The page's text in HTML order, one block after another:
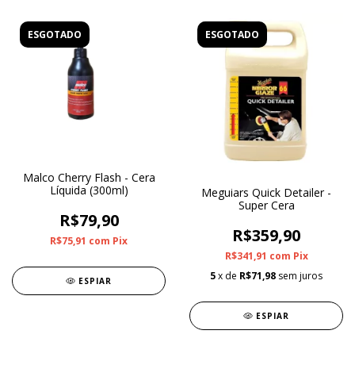
ESGOTADO
Malco Cherry Flash - Cera
Líquida (300ml)
R$79,90
R$75,91 com Pix
ESPIAR
ESGOTADO
Meguiars Quick Detailer -
Super Cera
R$359,90
R$341,91 com Pix
5x de R$71,98 sem juros
ESPIAR